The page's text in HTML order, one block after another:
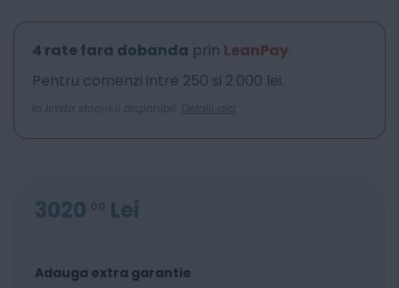
4 rate fara dobanda prin LeanPay.
Pentru comenzi intre 250 si 2.000 lei.
In limita stocului disponibil. Detalii aici
3020 00 Lei
Adauga extra garantie